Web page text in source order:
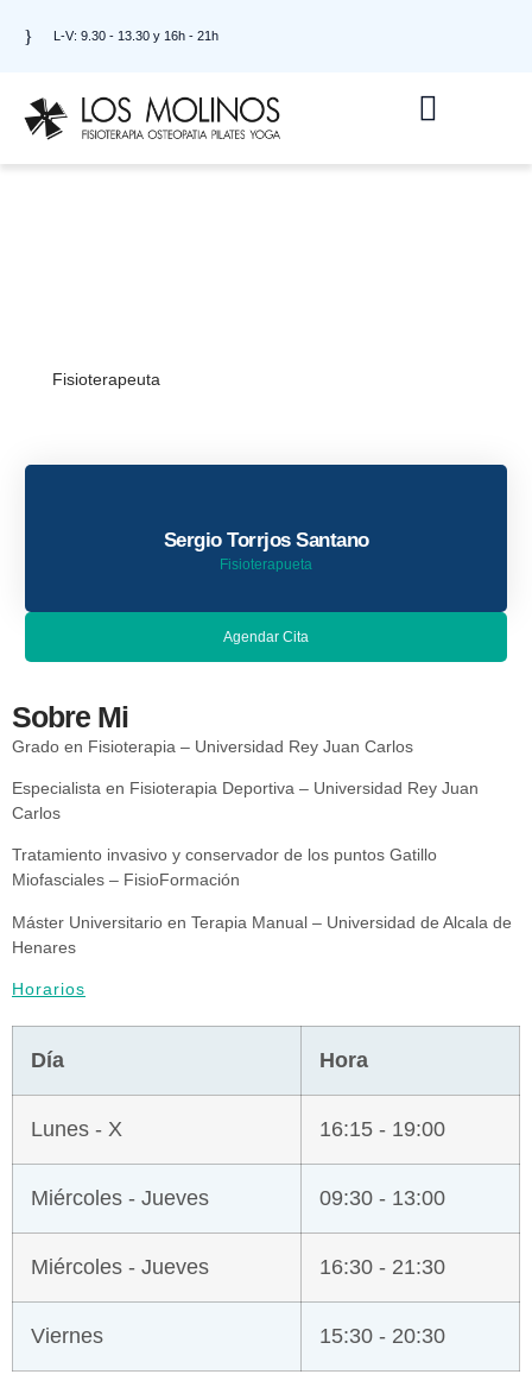
L-V: 9.30 - 13.30 y 16h - 21h
Fisioterapeuta
Sergio Torrjos Santano
Fisioterapueta
Agendar Cita
Sobre Mi
Grado en Fisioterapia – Universidad Rey Juan Carlos
Especialista en Fisioterapia Deportiva – Universidad Rey Juan
Carlos
Tratamiento invasivo y conservador de los puntos Gatillo
Miofasciales – FisioFormación
Máster Universitario en Terapia Manual – Universidad de Alcala de
Henares
Horarios
Día Hora
Lunes - X 16:15 - 19:00
Miércoles - Jueves 09:30 - 13:00
Miércoles - Jueves 16:30 - 21:30
Viernes 15:30 - 20:30